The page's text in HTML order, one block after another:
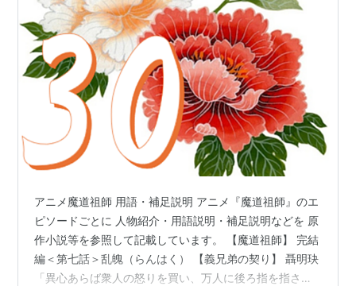
アニメ魔道祖師 用語・補足説明 アニメ『魔道祖師』のエ
ピソードごとに 人物紹介・用語説明・補足説明などを 原
作小説等を参照して記載しています。 【魔道祖師】 完結
編＜第七話＞乱魄（らんはく） 【義兄弟の契り】 聶明玦
「異心あらば衆人の怒りを買い、万人に後ろ指を指さ